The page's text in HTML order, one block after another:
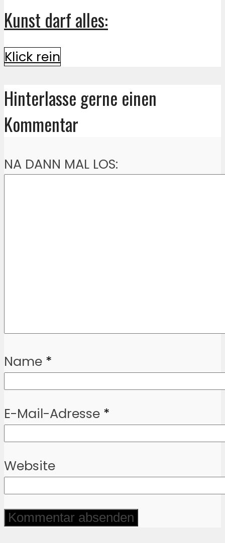
Kunst darf alles:
Klick rein
Hinterlasse gerne einen
Kommentar
NA DANN MAL LOS:
Name *
E-Mail-Adresse *
Website